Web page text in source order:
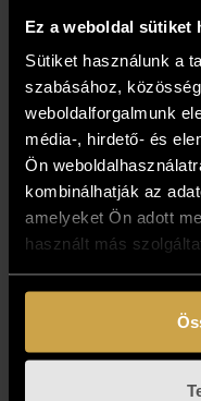
Ez a weboldal sütiket
Sütiket használunk a
szabásához,
weboldalforgalmunk
média-, hirdető- és
Ön
kombinálhatják az
amelyeket Ön adott
használt másGaray-
fiumei